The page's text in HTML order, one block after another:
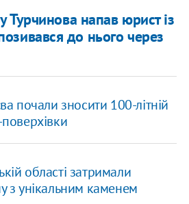
Турчинова напав юрист із
до нього через
почали зносити 100-літній
області затримали
з унікальним каменем